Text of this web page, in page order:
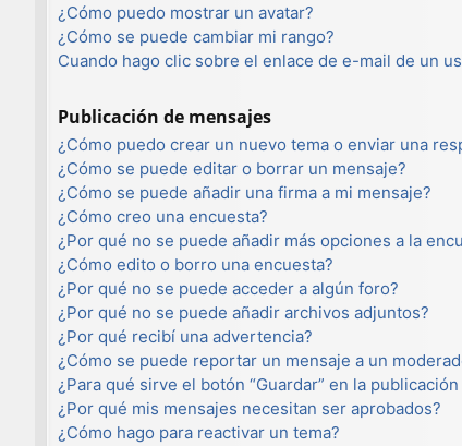
¿Cómo puedo mostrar un avatar?
¿Cómo se puede cambiar mi rango?
Cuando hago clic sobre el enlace de e-mail de un
Publicación de mensajes
¿Cómo puedo crear un nuevo tema o enviar una
¿Cómo se puede editar o borrar un mensaje?
¿Cómo se puede añadir una firma a mi mensaje?
¿Cómo creo una encuesta?
¿Por qué no se puede añadir más opciones a la
¿Cómo edito o borro una encuesta?
¿Por qué no se puede acceder a algún foro?
¿Por qué no se puede añadir archivos adjuntos?
¿Por qué recibí una advertencia?
¿Cómo se puede reportar un mensaje a un
¿Para qué sirve el botón “Guardar” en la
¿Por qué mis mensajes necesitan ser aprobados?
¿Cómo hago para reactivar un tema?